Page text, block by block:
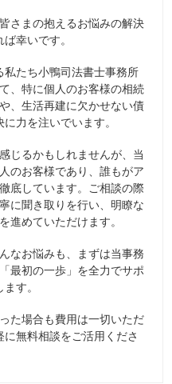
さまの抱えるお悩みの解決
幸いです。
たち小鴨司法書士事務所
、特に個人のお客様の相続
、生活再建に欠かせない債
力を注いでいます。
じるかもしれませんが、当
のお客様であり、誰もがア
底しています。ご相談の際
に聞き取りを行い、明瞭な
進めていただけます。
なお悩みも、まずは当事務
最初の一歩」を全力でサポ
す。
た場合も費用は一切いただ
無料相談をご活用くださ